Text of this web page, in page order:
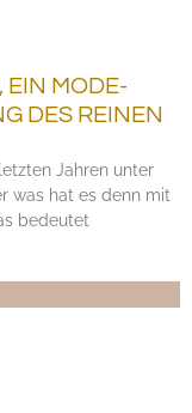
EIN MODE-
DES REINEN
Jahren unter
was hat es denn mit
bedeutet